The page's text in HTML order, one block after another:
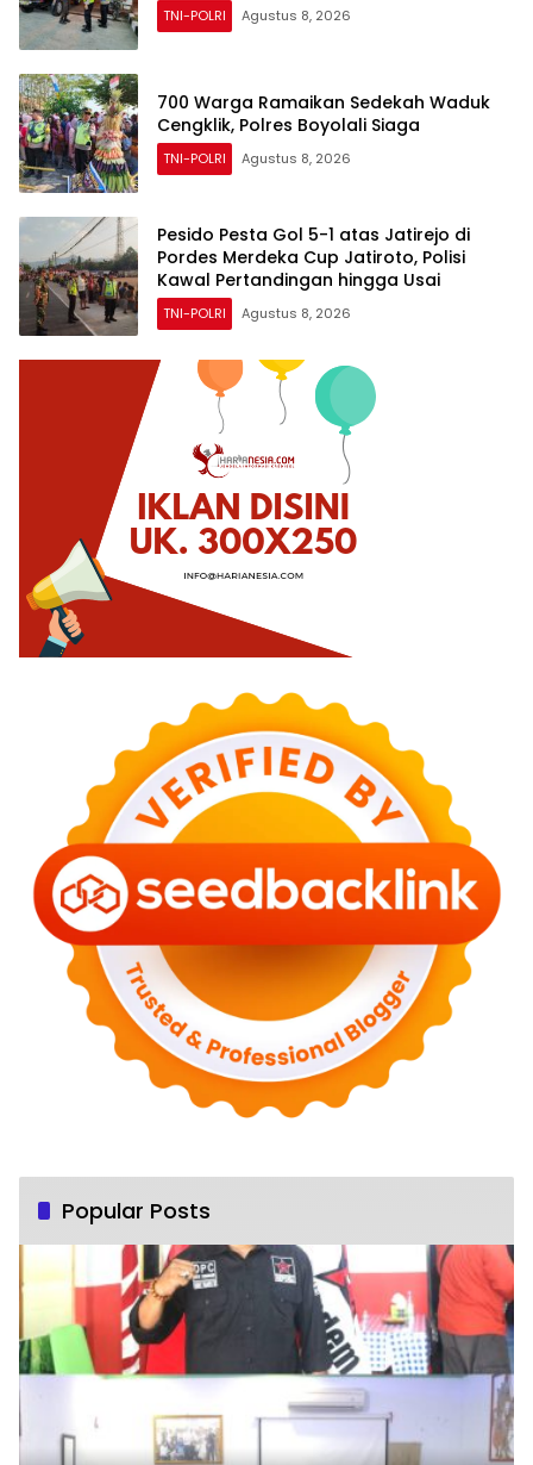
TNI-POLRI Agustus 8, 2026
700 Warga Ramaikan Sedekah Waduk
Cengklik, Polres Boyolali Siaga
TNI-POLRI Agustus 8, 2026
Pesido Pesta Gol 5-1 atas Jatirejo di
Pordes Merdeka Cup Jatiroto, Polisi
Kawal Pertandingan hingga Usai
TNI-POLRI Agustus 8, 2026
Popular Posts